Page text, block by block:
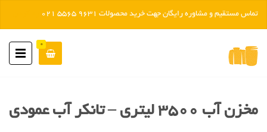
0
مخزن آب ۳۵۰۰ لیتری – تانکر آب عمودی
تماس مستقیم و مشاوره رایگان جهت خرید محصولات 9631 5565 021